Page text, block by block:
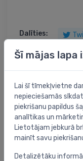
Dalīties:
Preces
elektriskais
Šī mājas lapa
Lai šī tīmekļvietne
nepieciešamās
piekrišanu papildus
analītikas un
Lietotājam jebkurā
mainīt savu
Detalizētāku